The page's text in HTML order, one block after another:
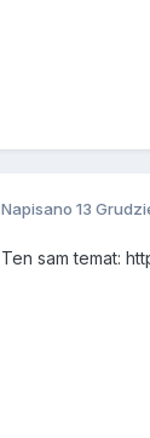
Napisano13
Ten sam temat: